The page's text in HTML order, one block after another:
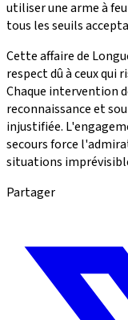
utiliser une arme à
tous les seuils
Cette affaire de
respect dû à ceux qui
Chaque intervention
reconnaissance et
injustifiée.
secours force
situations
Partager